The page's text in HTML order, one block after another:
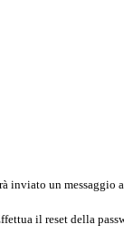
inviato un messaggio
il reset della